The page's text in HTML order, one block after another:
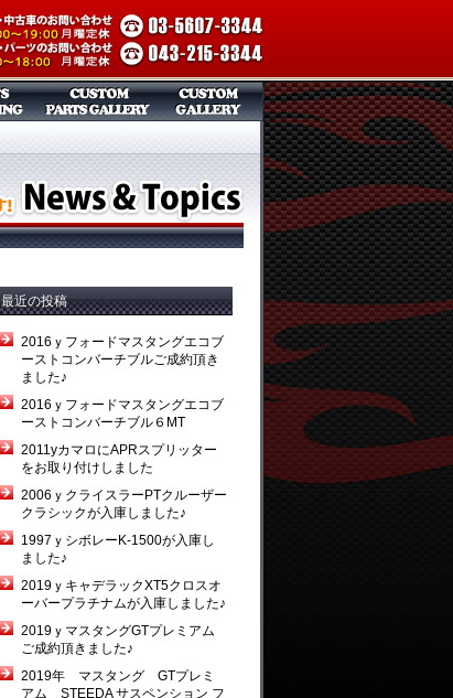
最近の投稿
2016ｙフォードマスタングエコブ
ーストコンバーチブルご成約頂き
ました♪
2016ｙフォードマスタングエコブ
ーストコンバーチブル６MT
2011yカマロにAPRスプリッター
をお取り付けしました
2006ｙクライスラーPTクルーザー
クラシックが入庫しました♪
1997ｙシボレーK-1500が入庫し
ました♪
2019ｙキャデラックXT5クロスオ
ーバープラチナムが入庫しました♪
2019ｙマスタングGTプレミアム
ご成約頂きました♪
2019年 マスタング GTプレミ
アム STEEDA サスペンション フ